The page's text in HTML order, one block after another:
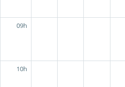
09h
10h